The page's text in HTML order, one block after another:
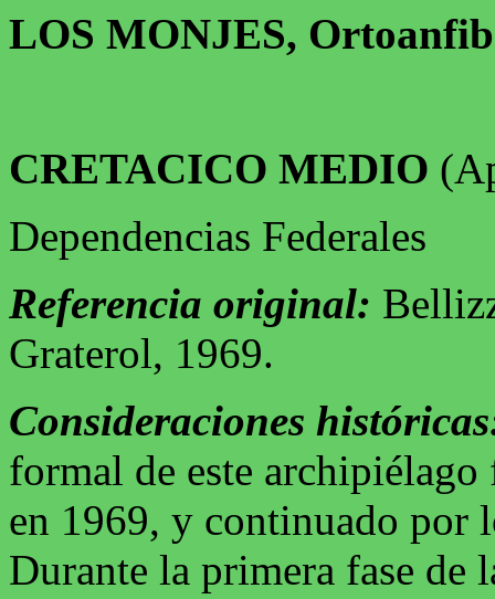
LOS MONJES,
CRETACICO MEDIO
Dependencias Federales
Referencia original:
Graterol, 1969.
Consideraciones
formal de este
en 1969, y continuado por
Durante la primera fase de